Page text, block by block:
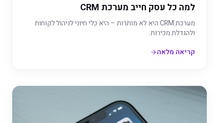
למה כל עסק חייב מערכת CRM
מערכת CRM היא לא מותרות – היא כלי חיוני לניהול לקוחות
ולהגדלת מכירות.
קריאה מלאה